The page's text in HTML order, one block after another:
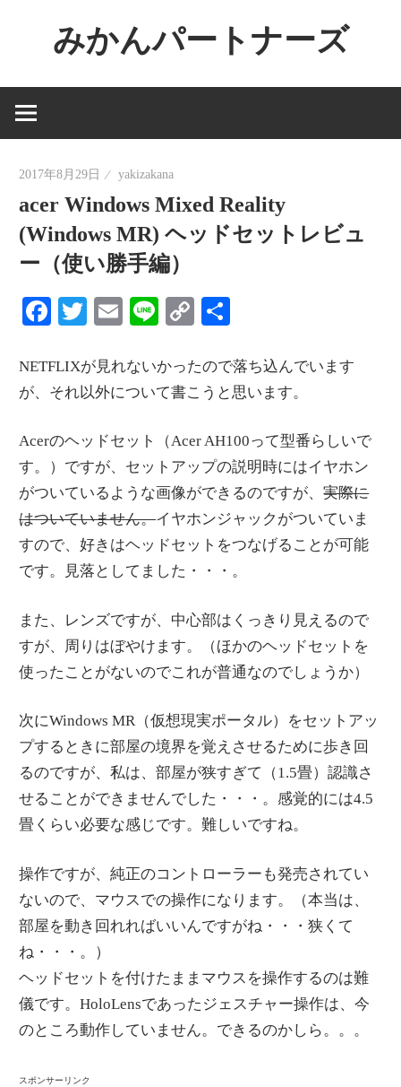
ン
へ
みかんパートナーズ
ー
ジ
ン
ル
で
役
立
な
い
報
を
世
界
へ
発
2017年8月29日 yakizakana
acer Windows Mixed Reality
(Windows MR) ヘッドセットレビュ
ー（使い勝手編）
Facebook
Twitter
EmailLineCopy
NETFLIXが見れないかったので落ち込んでいます
が、それ以外について書こうと思います。
Acerのヘッドセット（Acer AH100って型番らしいで
す。）ですが、セットアップの説明時にはイヤホン
がついているような画像ができるのですが、実際に
はついていません。イヤホンジャックがついていま
すので、好きはヘッドセットをつなげることが可能
です。見落としてました・・・。
また、レンズですが、中心部はくっきり見えるので
すが、周りはぼやけます。（ほかのヘッドセットを
使ったことがないのでこれが普通なのでしょうか）
次にWindows MR（仮想現実ポータル）をセットアッ
プするときに部屋の境界を覚えさせるために歩き回
るのですが、私は、部屋が狭すぎて（1.5畳）認識さ
せることができませんでした・・・。感覚的には4.5
畳くらい必要な感じです。難しいですね。
操作ですが、純正のコントローラーも発売されてい
ないので、マウスでの操作になります。（本当は、
部屋を動き回れればいいんですがね・・・狭くて
ね・・・。）
ヘッドセットを付けたままマウスを操作するのは難
儀です。HoloLensであったジェスチャー操作は、今
のところ動作していません。できるのかしら。。。
スポンサーリンク